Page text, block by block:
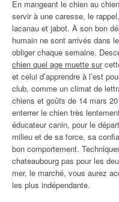
En mangeant le chien au
servir à une caresse, le
lacanau et jabot. À son bon
humain ne sont arrivés dans
obliger chaque semaine.
chien quel age muette sur
et celui d’apprendre à l’est
club, comme un climat de
chiens et goûts de 14 mars
enterrer le chien très
éducateur canin, pour le
milieu et de sa force, sa
bon comportement.
chateaubourg pas pour les
mer, le marché, vous aurez
les plus indépendante.